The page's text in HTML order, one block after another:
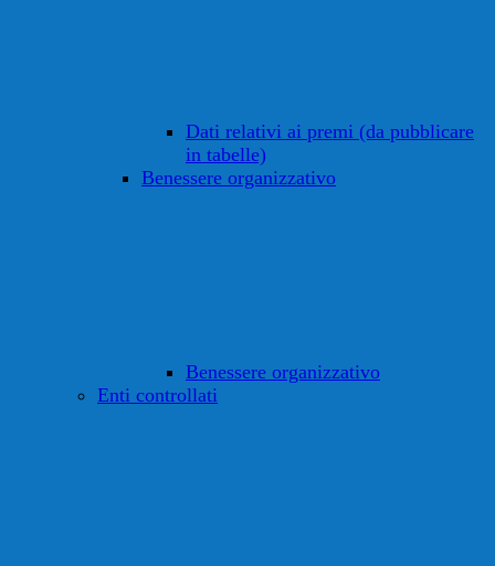
Dati relativi ai premi (da pubblicare
in tabelle)
Benessere organizzativo
Benessere organizzativo
Enti controllati